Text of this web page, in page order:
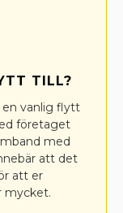
TILL?
vanlig flytt
företaget
med
att det
att er
mycket.